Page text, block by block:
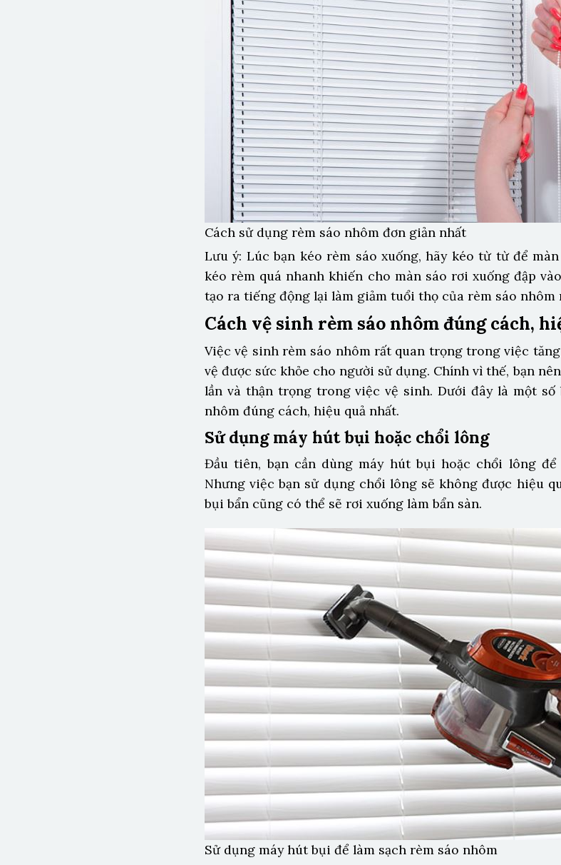
Cách sử dụng rèm sáo nhôm đơn giản nhất
Lưu ý: Lúc bạn kéo rèm sáo xuống, hãy kéo từ từ để
kéo rèm quá nhanh khiến cho màn sáo rơi xuống đập
tạo ra tiếng động lại làm giảm tuổi thọ của rèm sáo nhôm
Cách vệ sinh rèm sáo nhôm đúng cách,
Việc vệ sinh rèm sáo nhôm rất quan trọng trong việc
vệ được sức khỏe cho người sử dụng. Chính vì thế, bạn
lần và thận trọng trong việc vệ sinh. Dưới đây là một
nhôm đúng cách, hiệu quả nhất.
Sử dụng máy hút bụi hoặc chổi lông
Đầu tiên, bạn cần dùng máy hút bụi hoặc chổi lông
Nhưng việc bạn sử dụng chổi lông sẽ không được hiệu
bụi bẩn cũng có thể sẽ rơi xuống làm bẩn sàn.
Sử dụng máy hút bụi để làm sạch rèm sáo nhôm